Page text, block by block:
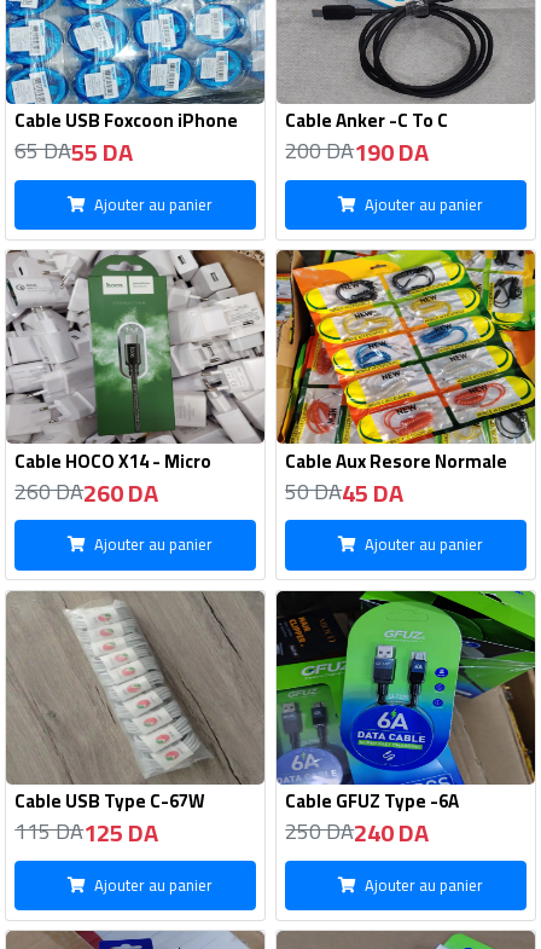
Cable USB Foxcoon iPhone
65 DA55 DA
Ajouter au panier
Cable Anker -C To C
200 DA190 DA
Ajouter au panier
Cable HOCO X14 - Micro
260 DA260 DA
Ajouter au panier
Cable Aux Resore Normale
50 DA45 DA
Ajouter au panier
Cable USB Type C-67W
115 DA125 DA
Ajouter au panier
Cable GFUZ Type -6A
250 DA240 DA
Ajouter au panier